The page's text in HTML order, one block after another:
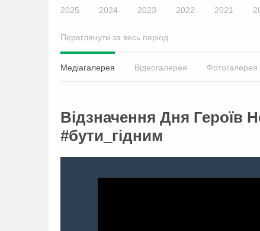
2025 2024 2023 2022 2021
Переглянути за весь період
Медіагалерея Відеогалерея Фотогалерея
Відзначення Дня Героїв
#бути_гідним